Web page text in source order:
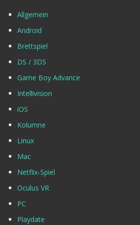
Allgemein
Android
Brettspiel
DS / 3DS
Game Boy Advance
Intellivision
iOS
Kolumne
Linux
Mac
Netflix-Spiel
Oculus VR
PC
Playdate